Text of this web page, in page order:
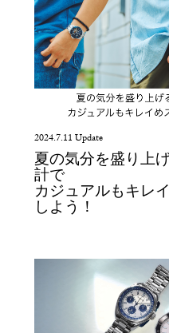
2024.7.11 Update
夏の気分を盛り上
計で
カジュアルもキレ
しよう！